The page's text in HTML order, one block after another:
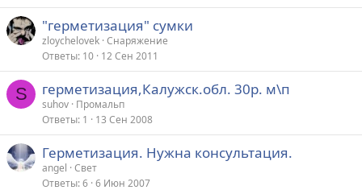
"герметизация" сумки
zloychelovek Снаряжение
Ответы 10 12 Сен 2011
S герметизация,Калужск.обл. 30р. м\п
suhov Промальп
Ответы 1 13 Сен 2008
Герметизация. Нужна консультация.
angel Свет
Ответы 6 6 Июн 2007